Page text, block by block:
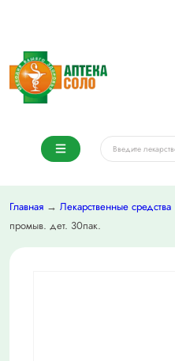
Главная → Лекарственные средства
промыв. дет. 30пак.